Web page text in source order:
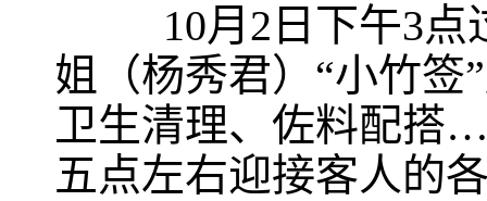
10月2日下午3点过
姐（杨秀君）“小竹
卫生清理、佐料配搭
五点左右迎接客人的